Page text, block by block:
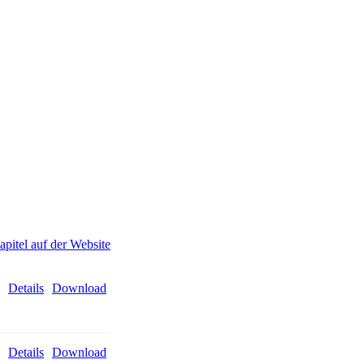
auf der Website
Download
Details
Download
Details